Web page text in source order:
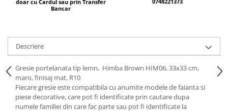
doar cu Cardul sau prin Transfer
Bancar
Descriere
Gresie portelanata tip lemn, Himba Brown HIM06, 33x33 cm,
maro, finisaj mat, R10
Fiecare gresie este compatibila cu anumite modele de faianta si
piese decorative, care pot fi identificate prin cautare dupa
numele familiei din care fac parte sau pot fi identificate la